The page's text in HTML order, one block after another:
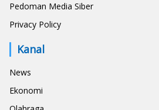
Pedoman Media Siber
Privacy Policy
Kanal
News
Ekonomi